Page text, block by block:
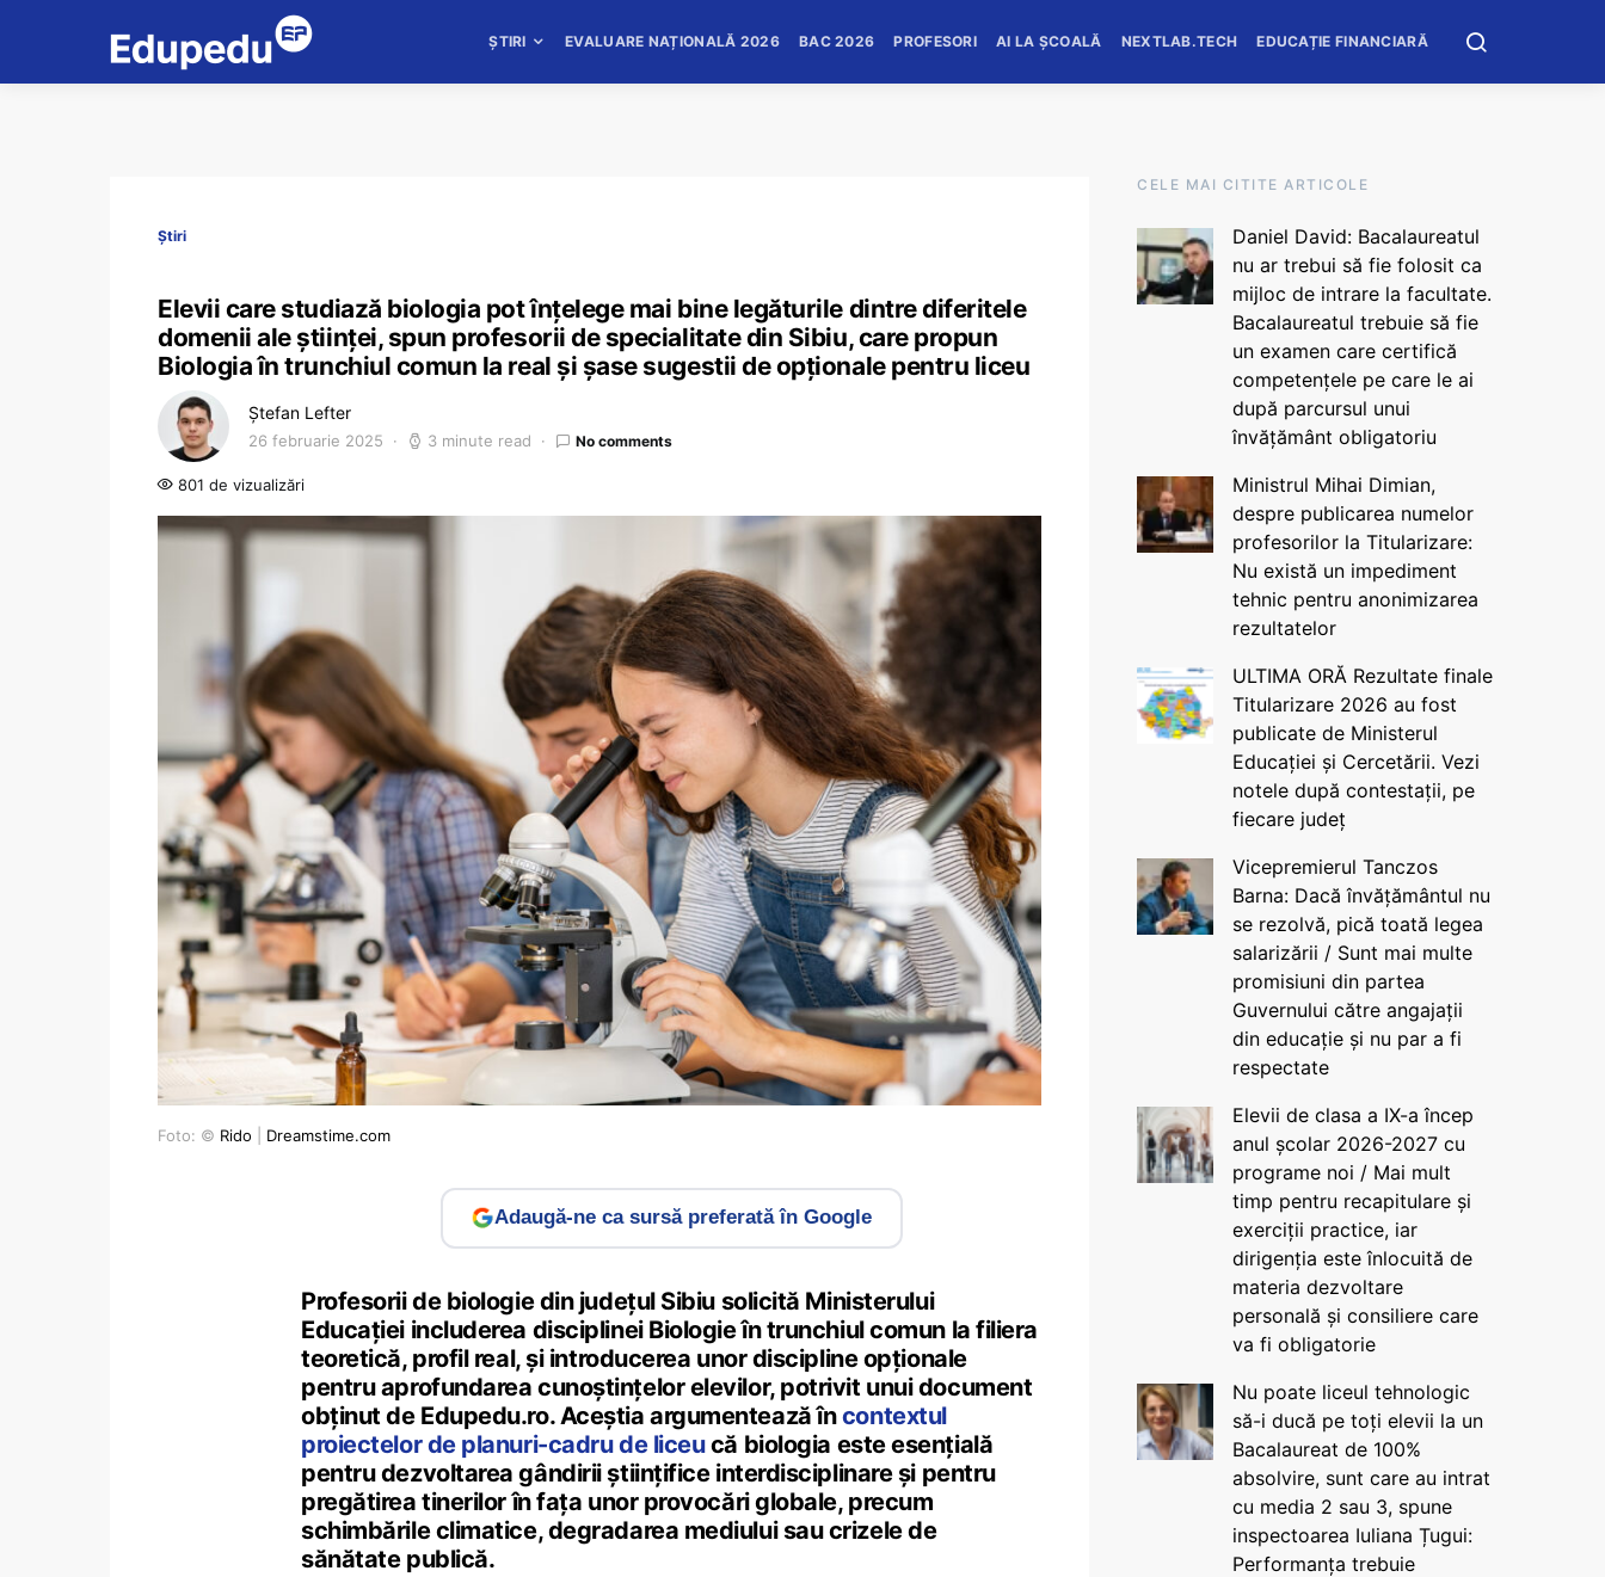
ȘTIRI EVALUARE NAȚIONALĂ 2026 BAC 2026 PROFESORI AI LA ȘCOALĂ NEXTLAB.TECH EDUCAȚIE FINANCIARĂ
Știri
Elevii care studiază biologia pot înțelege mai bine legăturile dintre diferitele
domenii ale științei, spun profesorii de specialitate din Sibiu, care propun
Biologia în trunchiul comun la real și șase sugestii de opționale pentru liceu
Ștefan Lefter
26 februarie 2025 3 minute read No comments
801 de vizualizări
Foto: © Rido Dreamstime.com
Adaugă-ne ca sursă preferată în Google
Profesorii de biologie din județul Sibiu solicită Ministerului
Educației includerea disciplinei Biologie în trunchiul comun la filiera
teoretică, profil real, și introducerea unor discipline opționale
pentru aprofundarea cunoștințelor elevilor, potrivit unui document
obținut de Edupedu.ro. Aceștia argumentează încontextul
proiectelor de planuri-cadru de liceucă biologia este esențială
pentru dezvoltarea gândirii științifice interdisciplinare și pentru
pregătirea tinerilor în fața unor provocări globale, precum
schimbările climatice, degradarea mediului sau crizele de
sănătate publică.
CELE MAI CITITE ARTICOLE
Daniel David: Bacalaureatul
nu ar trebui să fie folosit ca
mijloc de intrare la facultate.
Bacalaureatul trebuie să fie
un examen care certifică
competențele pe care le ai
după parcursul unui
învățământ obligatoriu
Ministrul Mihai Dimian,
despre publicarea numelor
profesorilor la Titularizare:
Nu există un impediment
tehnic pentru anonimizarea
rezultatelor
ULTIMA ORĂ Rezultate finale
Titularizare 2026 au fost
publicate de Ministerul
Educației și Cercetării. Vezi
notele după contestații, pe
fiecare județ
Vicepremierul Tanczos
Barna: Dacă învățământul nu
se rezolvă, pică toată legea
salarizării / Sunt mai multe
promisiuni din partea
Guvernului către angajații
din educație și nu par a fi
respectate
Elevii de clasa a IX-a încep
anul școlar 2026-2027 cu
programe noi / Mai mult
timp pentru recapitulare și
exerciții practice, iar
dirigenția este înlocuită de
materia dezvoltare
personală și consiliere care
va fi obligatorie
Nu poate liceul tehnologic
să-i ducă pe toți elevii la un
Bacalaureat de 100%
absolvire, sunt care au intrat
cu media 2 sau 3, spune
inspectoarea Iuliana Țugui:
Performanța trebuie